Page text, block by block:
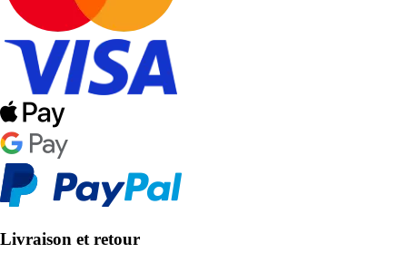
Livraison et retour